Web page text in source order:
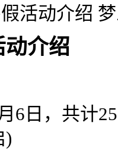
动介绍
，共计25
)